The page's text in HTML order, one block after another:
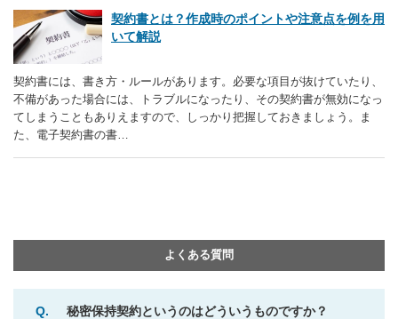
契約書とは？作成時のポイントや注意点を例を用
いて解説
契約書には、書き方・ルールがあります。必要な項目が抜けていたり、
不備があった場合には、トラブルになったり、その契約書が無効になっ
てしまうこともありえますので、しっかり把握しておきましょう。ま
た、電子契約書の書…
よくある質問
Q. 秘密保持契約というのはどういうものですか？